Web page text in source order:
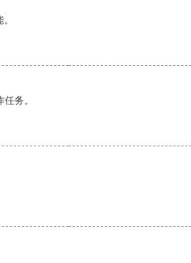
务。